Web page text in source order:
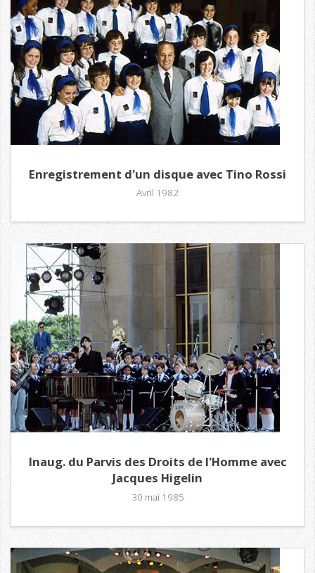
Enregistrement d'un disque avec Tino Rossi
Avril 1982
Inaug. du Parvis des Droits de l'Homme avec
Jacques Higelin
30 mai 1985